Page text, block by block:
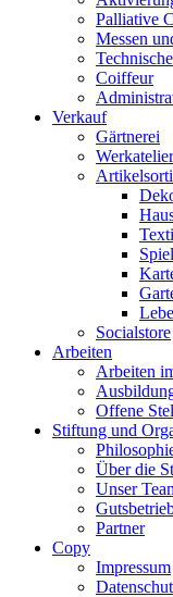
Palliative
Messen
Coiffeur
Verkauf
Gärtnerei
Werkatelier
Socialstore
Arbeiten
Arbeiten
Offene
Stiftung und
Über die
Unser
Partner
Copy
Impressum